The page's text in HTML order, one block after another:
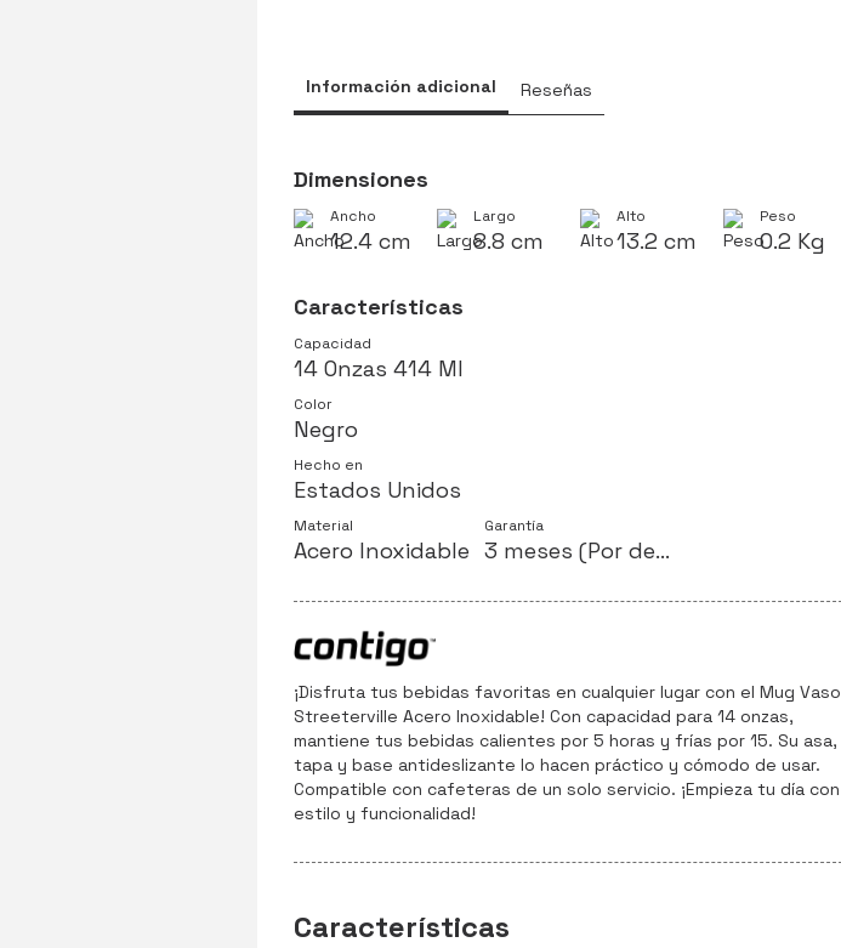
Información adicional Reseñas
Dimensiones
Ancho
12.4 cm
Largo
8.8 cm
Alto
13.2 cm
Peso
0.2 Kg
Características
Capacidad
14 Onzas 414 Ml
Color
Negro
Hecho en
Estados Unidos
Material
Acero Inoxidable
Garantía
3 meses (Por defectos de fabrica)
¡Disfruta tus bebidas favoritas en cualquier lugar con el Mug Vaso
Streeterville Acero Inoxidable! Con capacidad para 14 onzas,
mantiene tus bebidas calientes por 5 horas y frías por 15. Su asa,
tapa y base antideslizante lo hacen práctico y cómodo de usar.
Compatible con cafeteras de un solo servicio. ¡Empieza tu día con
estilo y funcionalidad!
Características